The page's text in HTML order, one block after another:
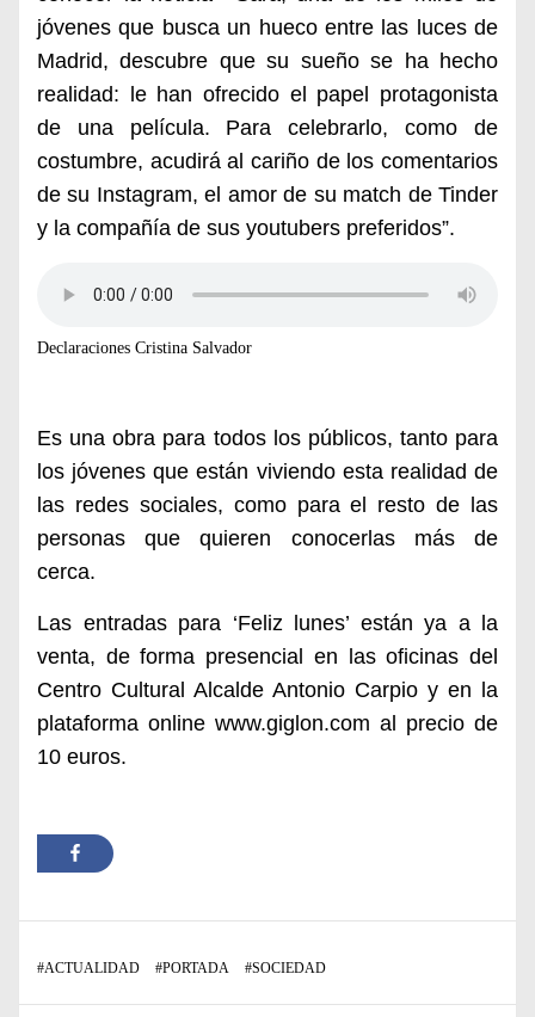
jóvenes que busca un hueco entre las luces de
Madrid, descubre que su sueño se ha hecho
realidad: le han ofrecido el papel protagonista
de una película. Para celebrarlo, como de
costumbre, acudirá al cariño de los comentarios
de su Instagram, el amor de su match de Tinder
y la compañía de sus youtubers preferidos”.
Declaraciones Cristina Salvador
Es una obra para todos los públicos, tanto para
los jóvenes que están viviendo esta realidad de
las redes sociales, como para el resto de las
personas que quieren conocerlas más de
cerca.
Las entradas para ‘Feliz lunes’ están ya a la
venta, de forma presencial en las oficinas del
Centro Cultural Alcalde Antonio Carpio y en la
plataforma online www.giglon.com al precio de
10 euros.
#ACTUALIDAD #PORTADA #SOCIEDAD